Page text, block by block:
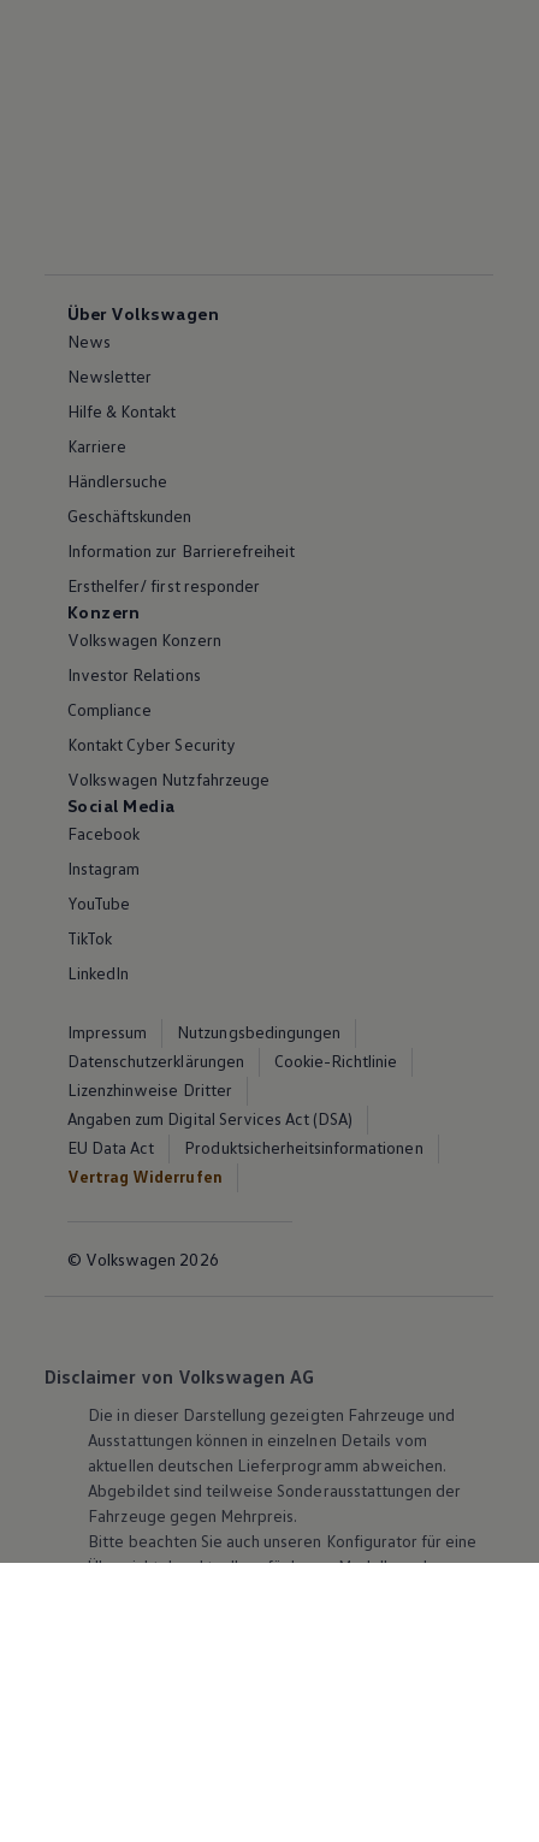
Über Volkswagen
News
Newsletter
Hilfe & Kontakt
Karriere
Händlersuche
Geschäftskunden
Information zur Barrierefreiheit
Ersthelfer/ first responder
Konzern
Volkswagen Konzern
Investor Relations
Compliance
Kontakt Cyber Security
Volkswagen Nutzfahrzeuge
Social Media
Facebook
Instagram
YouTube
TikTok
LinkedIn
Impressum
Nutzungsbedingungen
Datenschutzerklärungen
Cookie-Richtlinie
Lizenzhinweise Dritter
Angaben zum Digital Services Act (DSA)
EU Data Act
Produktsicherheitsinformationen
Vertrag Widerrufen
© Volkswagen 2026
Disclaimer von Volkswagen AG
Die in dieser Darstellung gezeigten Fahrzeuge und
Ausstattungen können in einzelnen Details vom
aktuellen deutschen Lieferprogramm abweichen.
Abgebildet sind teilweise Sonderausstattungen der
Fahrzeuge gegen Mehrpreis.
Bitte beachten Sie auch unseren Konfigurator für eine
Übersicht der aktuell verfügbaren Modelle und